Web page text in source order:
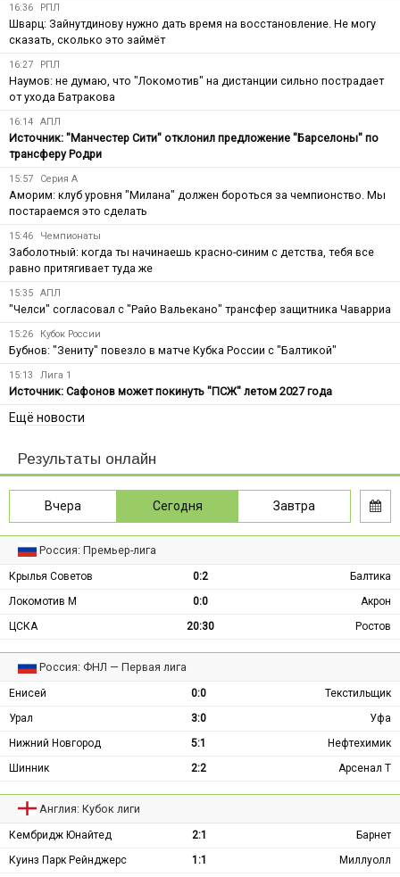
16:36 РПЛ
Шварц: Зайнутдинову нужно дать время на восстановление. Не могу
сказать, сколько это займёт
16:27 РПЛ
Наумов: не думаю, что "Локомотив" на дистанции сильно пострадает
от ухода Батракова
16:14 АПЛ
Источник: "Манчестер Сити" отклонил предложение "Барселоны" по
трансферу Родри
15:57 Серия А
Аморим: клуб уровня "Милана" должен бороться за чемпионство. Мы
постараемся это сделать
15:46 Чемпионаты
Заболотный: когда ты начинаешь красно-синим с детства, тебя все
равно притягивает туда же
15:35 АПЛ
"Челси" согласовал с "Райо Вальекано" трансфер защитника Чаварриа
15:26 Кубок России
Бубнов: "Зениту" повезло в матче Кубка России с "Балтикой"
15:13 Лига 1
Источник: Сафонов может покинуть "ПСЖ" летом 2027 года
Ещё новости
Результаты онлайн
Вчера Сегодня Завтра
Россия: Премьер-лига
Крылья Советов 0:2
Балтика
Локомотив М
0:0
Акрон
ЦСКА
20:30 Ростов
Россия: ФНЛ — Первая лига
Енисей 0:0
Текстильщик
Урал
3:0
Уфа
Нижний Новгород
5:1
Нефтехимик
Шинник
2:2 Арсенал Т
Англия: Кубок лиги
Кембридж Юнайтед 2:1
Барнет
Куинз Парк Рейнджерс
1:1
Миллуолл